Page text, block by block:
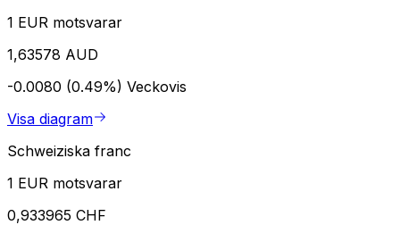
1 EUR motsvarar
1,63578 AUD
-0.0080 (0.49%) Veckovis
Visa diagram
Schweiziska franc
1 EUR motsvarar
0,933965 CHF